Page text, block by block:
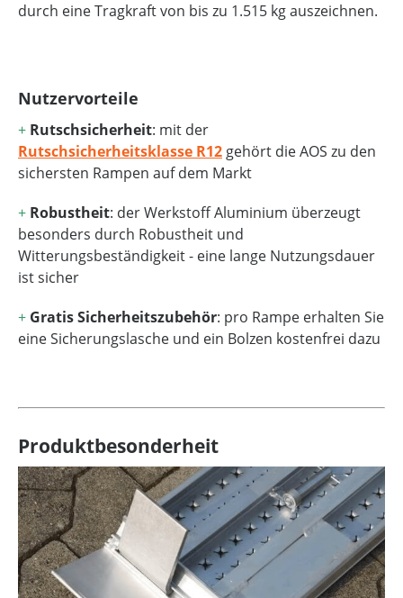
durch eine Tragkraft von bis zu 1.515 kg auszeichnen.
Nutzervorteile
+ Rutschsicherheit: mit der
Rutschsicherheitsklasse R12 gehört die AOS zu den
sichersten Rampen auf dem Markt
+ Robustheit: der Werkstoff Aluminium überzeugt
besonders durch Robustheit und
Witterungsbeständigkeit - eine lange Nutzungsdauer
ist sicher
+ Gratis Sicherheitszubehör: pro Rampe erhalten Sie
eine Sicherungslasche und ein Bolzen kostenfrei dazu
Produktbesonderheit